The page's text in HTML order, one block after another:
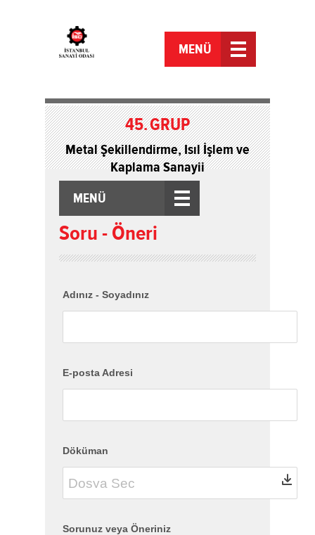
45.GRUP
Metal Şekillendirme, Isıl İşlem ve
Kaplama Sanayii
MENÜ
MENÜ
Soru - Öneri
Adınız - Soyadınız
E-posta Adresi
Döküman
Sorunuz veya Öneriniz